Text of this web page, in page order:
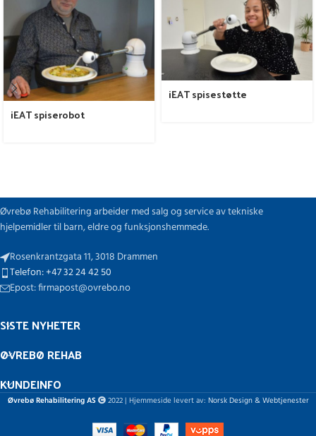
iEAT spiserobot
iEAT spisestøtte
Øvrebø Rehabilitering arbeider med salg og service av tekniske
hjelpemidler til barn, eldre og funksjonshemmede.
Rosenkrantzgata 11, 3018 Drammen
Telefon: +47 32 24 42 50
Epost: firmapost@ovrebo.no
SISTE NYHETER
ØVREBØ REHAB
KUNDEINFO
Øvrebø Rehabilitering AS 2022 | Hjemmeside levert av: Norsk Design & Webtjenester